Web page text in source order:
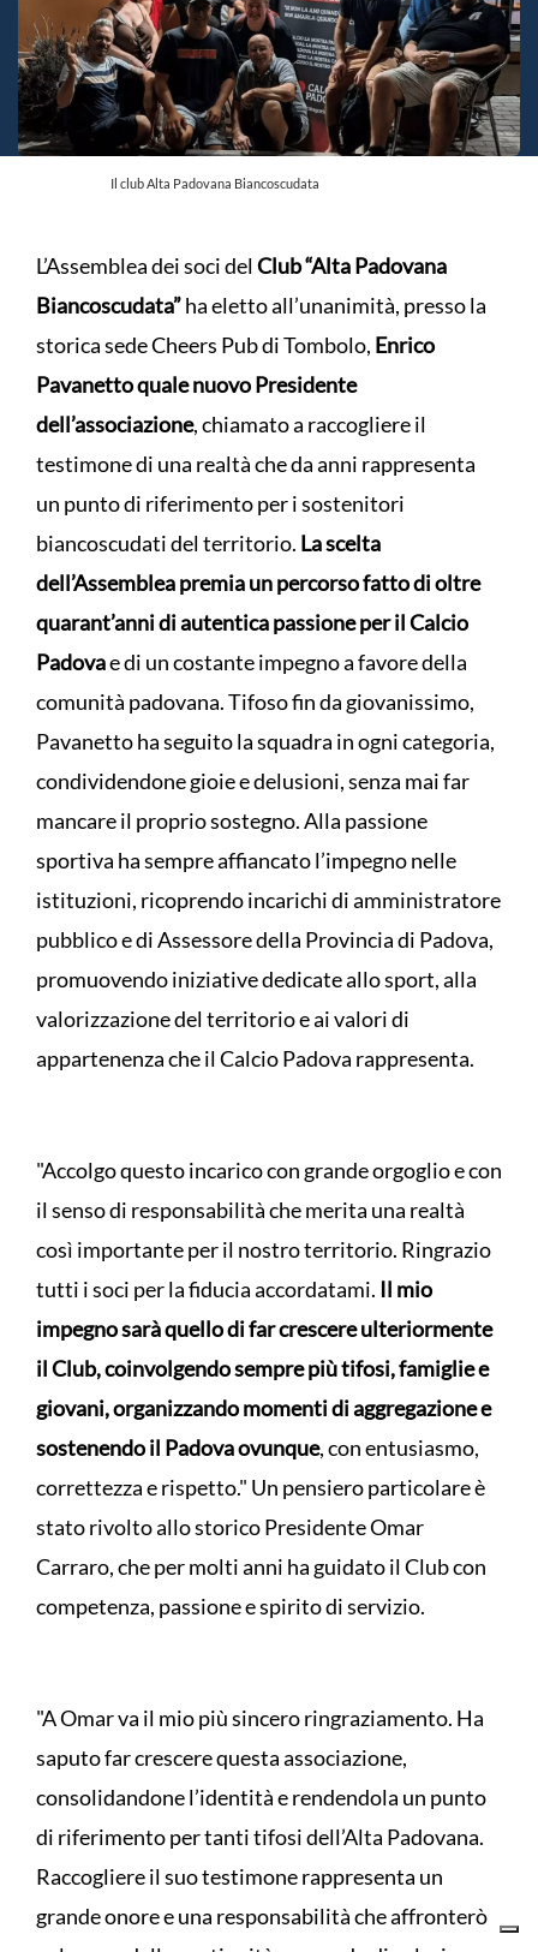
Il club Alta Padovana Biancoscudata
L’Assemblea dei soci delClub “Alta Padovana
Biancoscudata”ha eletto all’unanimità, presso la
storica sede Cheers Pub di Tombolo, Enrico
Pavanetto quale nuovo Presidente
dell’associazione, chiamato a raccogliere il
testimone di una realtà che da anni rappresenta
un punto di riferimento per i sostenitori
biancoscudati del territorio. La scelta
dell’Assemblea premia un percorso fatto di oltre
quarant’anni di autentica passione per il Calcio
Padovae di un costante impegno a favore della
comunità padovana. Tifoso fin da giovanissimo,
Pavanetto ha seguito la squadra in ogni categoria,
condividendone gioie e delusioni, senza mai far
mancare il proprio sostegno. Alla passione
sportiva ha sempre affiancato l’impegno nelle
istituzioni, ricoprendo incarichi di amministratore
pubblico e di Assessore della Provincia di Padova,
promuovendo iniziative dedicate allo sport, alla
valorizzazione del territorio e ai valori di
appartenenza che il Calcio Padova rappresenta.
"Accolgo questo incarico con grande orgoglio e con
il senso di responsabilità che merita una realtà
così importante per il nostro territorio. Ringrazio
tutti i soci per la fiducia accordatami. Il mio
impegno sarà quello di far crescere ulteriormente
il Club, coinvolgendo sempre più tifosi, famiglie e
giovani, organizzando momenti di aggregazione e
sostenendo il Padova ovunque, con entusiasmo,
correttezza e rispetto." Un pensiero particolare è
stato rivolto allo storico Presidente Omar
Carraro, che per molti anni ha guidato il Club con
competenza, passione e spirito di servizio.
"A Omar va il mio più sincero ringraziamento. Ha
saputo far crescere questa associazione,
consolidandone l’identità e rendendola un punto
di riferimento per tanti tifosi dell’Alta Padovana.
Raccogliere il suo testimone rappresenta un
grande onore e una responsabilità che affronterò